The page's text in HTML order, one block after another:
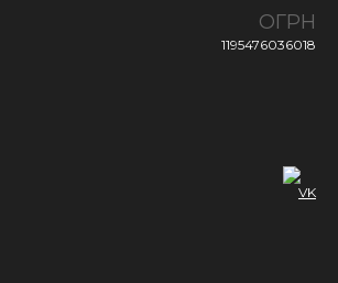
ОГРН
1195476036018